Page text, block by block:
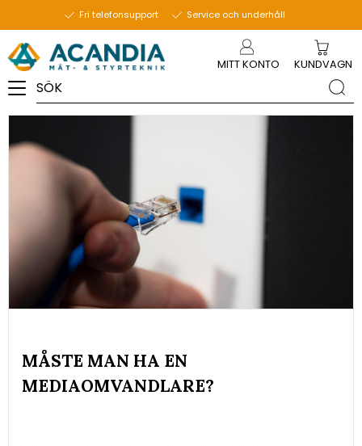
Fri telefonsupport Service och underhåll
MITT KONTO KUNDVAGN
MÅSTE MAN HA EN
MEDIAOMVANDLARE?